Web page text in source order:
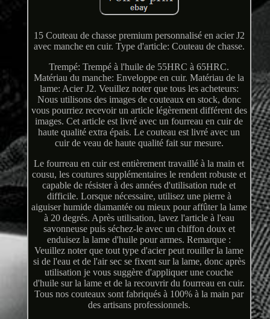
15 Couteau de chasse premium personnalisé en acier J2
avec manche en cuir. Type d'article: Couteau de chasse.
Trempé: Trempé à l'huile de 55HRC à 65HRC.
Matériau du manche: Enveloppe en cuir. Matériau de la
lame: Acier J2. Veuillez noter que tous les acheteurs:
Nous utilisons des images de couteaux en stock, donc
vous pourriez recevoir un article légèrement différent des
images. Cet article est livré avec un fourreau en cuir de
haute qualité extra épais. Le couteau est livré avec un
cuir de veau de haute qualité fait sur mesure.
Le fourreau en cuir est entièrement travaillé à la main et
cousu, les coutures supplémentaires le rendent robuste et
capable de résister à des années d'utilisation rude et
difficile. Lorsque nécessaire, utilisez une pierre à
aiguiser humide diamantée ou mieux pour affûter la lame
à 20 degrés. Après utilisation, lavez l'article à l'eau
savonneuse puis séchez-le avec un chiffon doux et
enduisez la lame d'huile pour armes. Remarque :
Veuillez noter que tout type d'acier peut rouiller la lame
si de l'eau et de l'air sec se fixent sur la lame, donc après
utilisation je vous suggère d'appliquer une couche
d'huile sur la lame et de la recouvrir du fourreau en cuir.
Tous nos couteaux sont fabriqués à 100% à la main par
des artisans professionnels.